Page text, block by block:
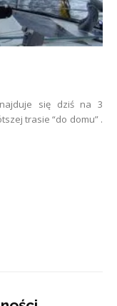
się dziś na 3
trasie “do domu” .